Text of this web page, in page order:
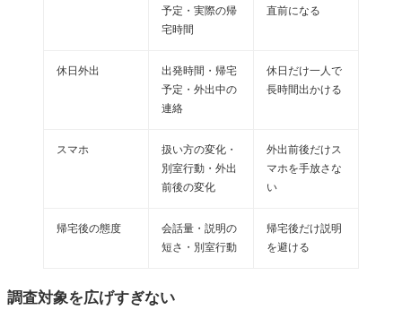
予定・実際の帰
宅時間
直前になる
休日外出
出発時間・帰宅
予定・外出中の
連絡
休日だけ一人で
長時間出かける
スマホ
扱い方の変化・
別室行動・外出
前後の変化
外出前後だけス
マホを手放さな
い
帰宅後の態度
会話量・説明の
短さ・別室行動
帰宅後だけ説明
を避ける
調査対象を広げすぎない